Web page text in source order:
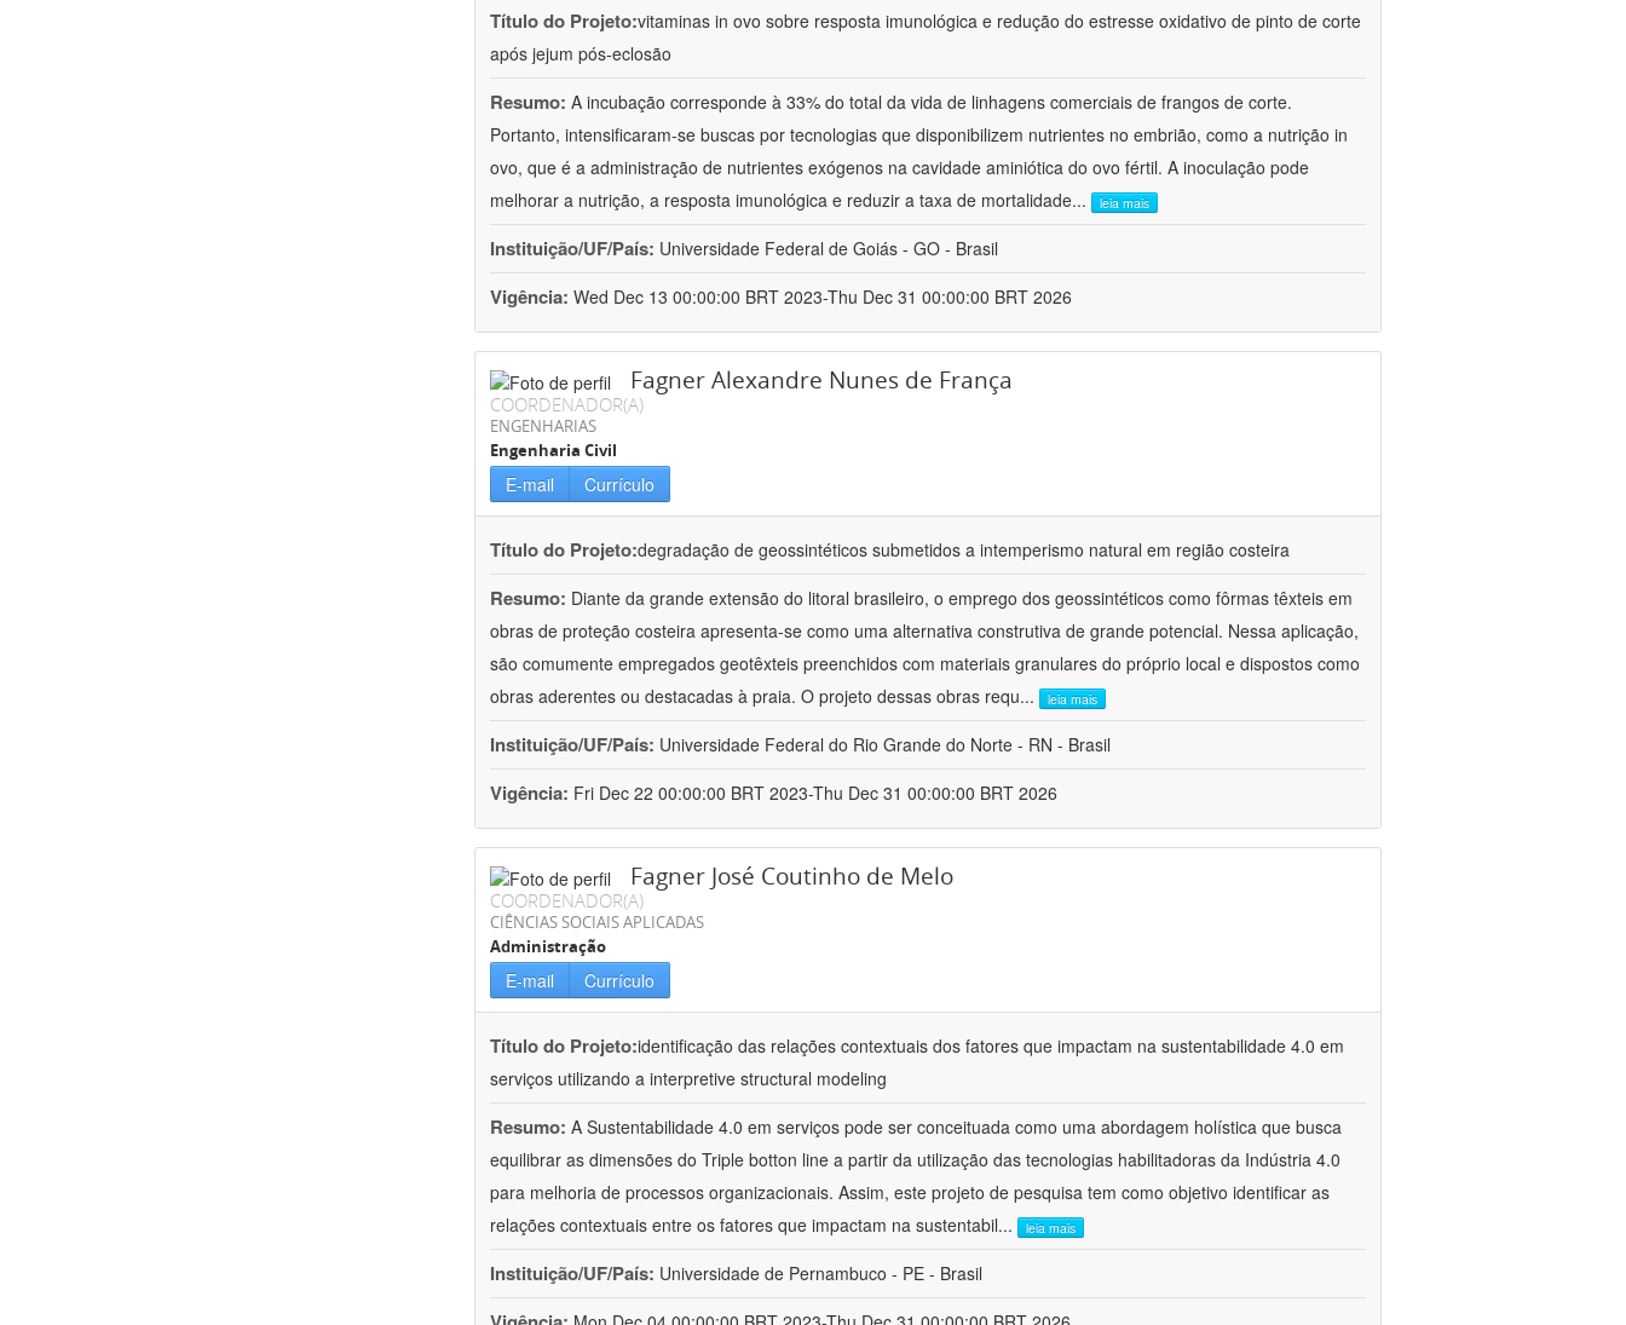
Título do Projeto:vitaminas in ovo sobre resposta imunológica e redução do estresse oxidativo de pinto de corte
após jejum pós-eclosão
Resumo: A incubação corresponde à 33% do total da vida de linhagens comerciais de frangos de corte.
Portanto, intensificaram-se buscas por tecnologias que disponibilizem nutrientes no embrião, como a nutrição in
ovo, que é a administração de nutrientes exógenos na cavidade aminiótica do ovo fértil. A inoculação pode
melhorar a nutrição, a resposta imunológica e reduzir a taxa de mortalidade... leia mais
Instituição/UF/País: Universidade Federal de Goiás - GO - Brasil
Vigência: Wed Dec 13 00:00:00 BRT 2023-Thu Dec 31 00:00:00 BRT 2026
Fagner Alexandre Nunes de França
COORDENADOR(A)
ENGENHARIAS
Engenharia Civil
E-mail Currículo
Título do Projeto:degradação de geossintéticos submetidos a intemperismo natural em região costeira
Resumo: Diante da grande extensão do litoral brasileiro, o emprego dos geossintéticos como fôrmas têxteis em
obras de proteção costeira apresenta-se como uma alternativa construtiva de grande potencial. Nessa aplicação,
são comumente empregados geotêxteis preenchidos com materiais granulares do próprio local e dispostos como
obras aderentes ou destacadas à praia. O projeto dessas obras requ... leia mais
Instituição/UF/País: Universidade Federal do Rio Grande do Norte - RN - Brasil
Vigência: Fri Dec 22 00:00:00 BRT 2023-Thu Dec 31 00:00:00 BRT 2026
Fagner José Coutinho de Melo
COORDENADOR(A)
CIÊNCIAS SOCIAIS APLICADAS
Administração
E-mail Currículo
Título do Projeto:identificação das relações contextuais dos fatores que impactam na sustentabilidade 4.0 em
serviços utilizando a interpretive structural modeling
Resumo: A Sustentabilidade 4.0 em serviços pode ser conceituada como uma abordagem holística que busca
equilibrar as dimensões do Triple botton line a partir da utilização das tecnologias habilitadoras da Indústria 4.0
para melhoria de processos organizacionais. Assim, este projeto de pesquisa tem como objetivo identificar as
relações contextuais entre os fatores que impactam na sustentabil... leia mais
Instituição/UF/País: Universidade de Pernambuco - PE - Brasil